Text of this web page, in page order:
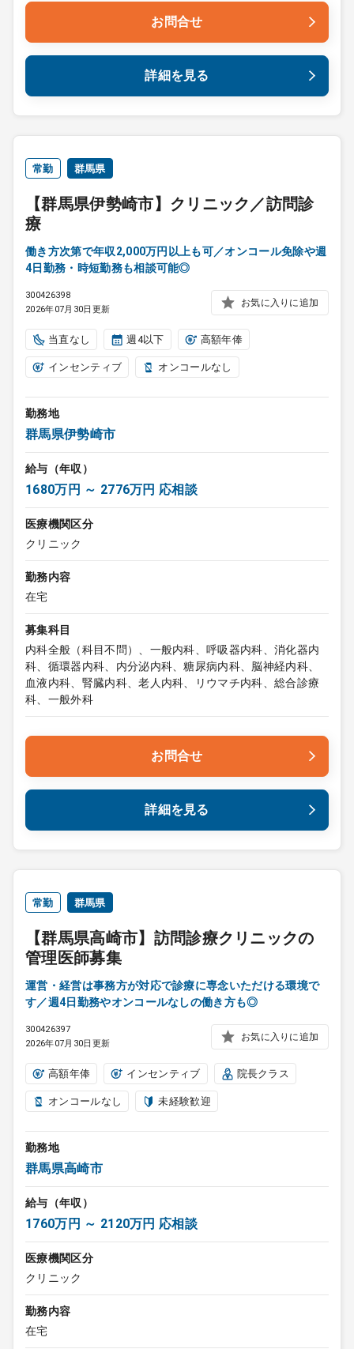
お問合せ
詳細を見る
常勤 群馬県
【群馬県伊勢崎市】クリニック／訪問診
療
働き方次第で年収2,000万円以上も可／オンコール免除や週
4日勤務・時短勤務も相談可能◎
300426398
2026年07月30日更新
お気に入りに追加
当直なし 週4以下 高額年俸
インセンティブ オンコールなし
勤務地
群馬県伊勢崎市
給与（年収）
1680万円 ～ 2776万円 応相談
医療機関区分
クリニック
勤務内容
在宅
募集科目
内科全般（科目不問）、一般内科、呼吸器内科、消化器内
科、循環器内科、内分泌内科、糖尿病内科、脳神経内科、
血液内科、腎臓内科、老人内科、リウマチ内科、総合診療
科、一般外科
お問合せ
詳細を見る
常勤 群馬県
【群馬県高崎市】訪問診療クリニックの
管理医師募集
運営・経営は事務方が対応で診療に専念いただける環境で
す／週4日勤務やオンコールなしの働き方も◎
300426397
2026年07月30日更新
お気に入りに追加
高額年俸 インセンティブ 院長クラス
オンコールなし 未経験歓迎
勤務地
群馬県高崎市
給与（年収）
1760万円 ～ 2120万円 応相談
医療機関区分
クリニック
勤務内容
在宅